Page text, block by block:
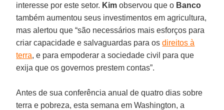
interesse por este setor. Kim observou que o Banco
também aumentou seus investimentos em agricultura,
mas alertou que “são necessários mais esforços para
criar capacidade e salvaguardas para osdireitos à
terra, e para empoderar a sociedade civil para que
exija que os governos prestem contas”.
Antes de sua conferência anual de quatro dias sobre
terra e pobreza, esta semana em Washington, a